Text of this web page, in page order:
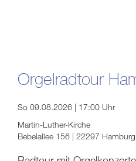
Orgelradtour
So 09.08.2026 | 17:00 Uhr
Martin-Luther-Kirche
Bebelallee 156 | 22297